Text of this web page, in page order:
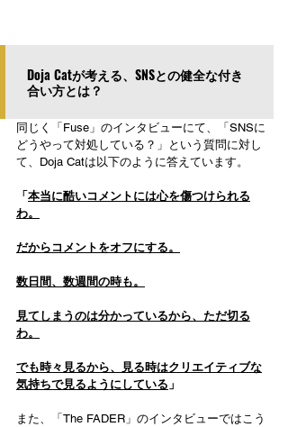
Doja Catが考える、SNSとの健全な付き
合い方とは？
同じく「Fuse」のインタビューにて、「SNSに
どうやって対処している？」という質問に対し
て、Doja Catは以下のように答えています。
「本当に酷いコメントには心を傷つけられる
わ。
だからコメントをオフにする。
数日間、数週間の時も。
見てしまうのは分かっているから、ただ切る
わ。
でも時々見るから、見る時はクリエイティブな
気持ちで見るようにしている 」
また、「The FADER」のインタビューではこう